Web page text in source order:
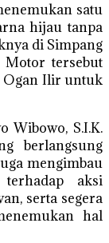
satu
hijau tanpa
di Simpang
Motor tersebut
Ogan Ilir untuk
Wibowo, S.I.K.
berlangsung
mengimbau
aksi
serta segera
hal